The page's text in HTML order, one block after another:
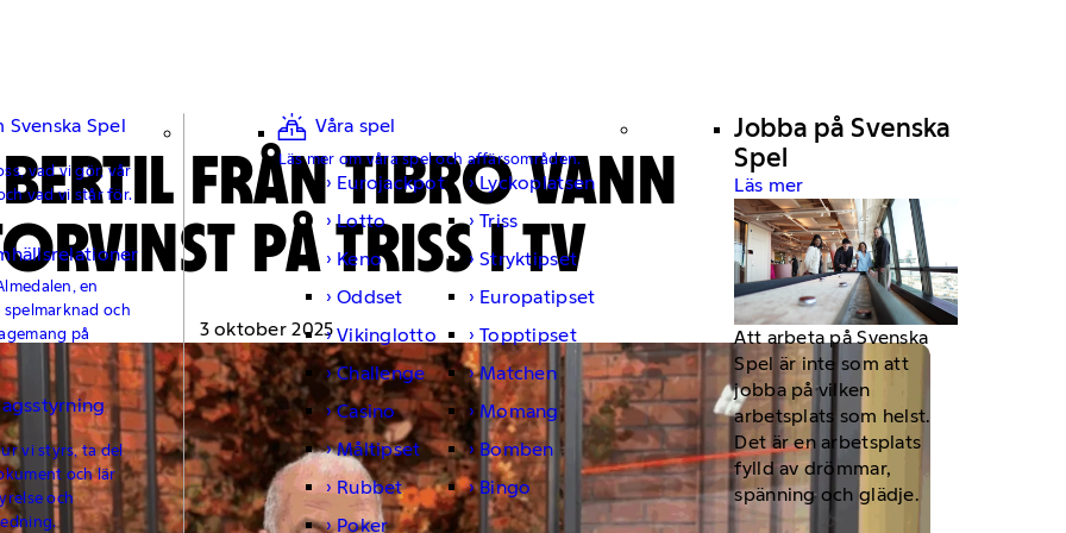
Svenska Spel
vad vi gör, vår
vad vi står för.
en
och
på
vi styrs, ta del
och lär
och
Våra spel
Läs mer om våra spel och affärsområden.
Eurojackpot
Lyckoplatsen
Lotto
Triss
Keno
Stryktipset
Oddset
Europatipset
Vikinglotto
Topptipset
Challenge
Matchen
Casino
Momang
Måltipset
Bomben
Rubbet
Bingo
Poker
Jobba på Svenska
Spel
Läs mer
Att arbeta på Svenska
Spel är inte som att
jobba på vilken
arbetsplats som helst.
Det är en arbetsplats
fylld av drömmar,
spänning och glädje.
FRÅN TIBRO VANN
PÅ TRISS I TV
3 oktober 2025